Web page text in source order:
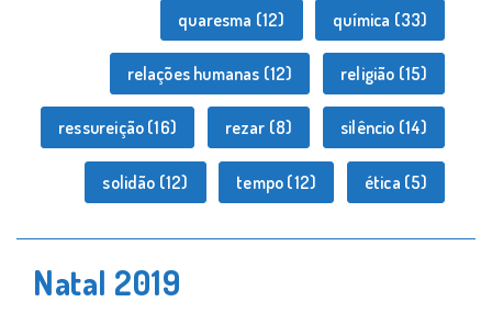
quaresma (12) química (33)
relações humanas (12) religião (15)
ressureição (16) rezar (8) silêncio (14)
solidão (12) tempo (12) ética (5)
Natal 2019